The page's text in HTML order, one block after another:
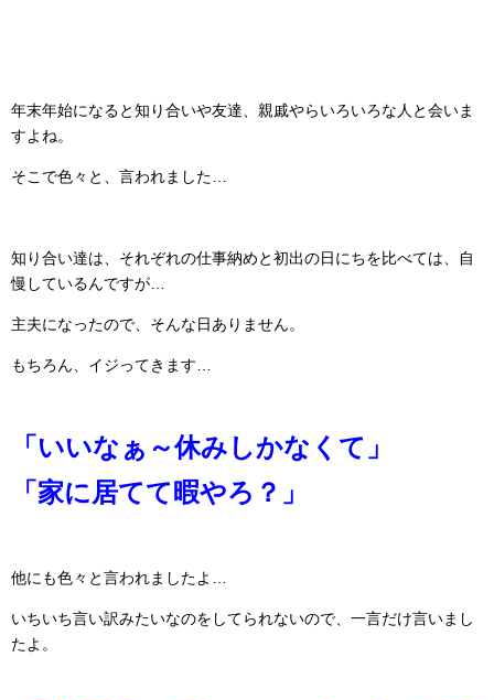
年末年始になると知り合いや友達、親戚やらいろいろな人と会いま
すよね。
そこで色々と、言われました…
知り合い達は、それぞれの仕事納めと初出の日にちを比べては、自
慢しているんですが…
主夫になったので、そんな日ありません。
もちろん、イジってきます…
「いいなぁ～休みしかなくて」
「家に居てて暇やろ？」
他にも色々と言われましたよ…
いちいち言い訳みたいなのをしてられないので、一言だけ言いまし
たよ。